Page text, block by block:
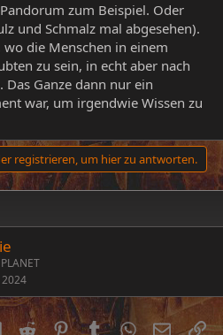
zum Beispiel. Oder
und Schmalz mal abgesehen).
wo die Menschen in einem
zu sein, in echt aber nach
Ganze dann nur ein
war, um irgendwie Wissen zu
registrieren, um hier zu antworten.
LinkedInRedditPinterest
Tumblr WhatsApp
E-Mail